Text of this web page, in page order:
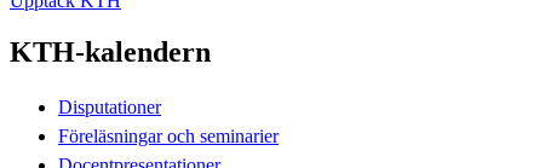
KTH-kalendern
Disputationer
Föreläsningar och seminarier